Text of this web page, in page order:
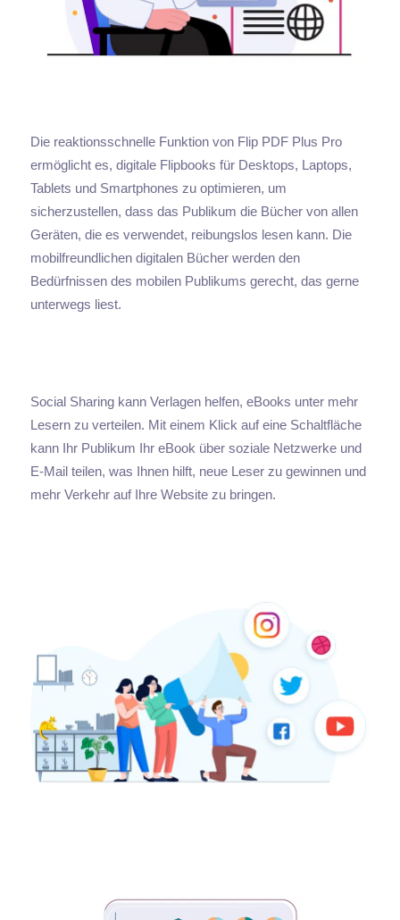
Die reaktionsschnelle Funktion von Flip PDF Plus Pro
ermöglicht es, digitale Flipbooks für Desktops, Laptops,
Tablets und Smartphones zu optimieren, um
sicherzustellen, dass das Publikum die Bücher von allen
Geräten, die es verwendet, reibungslos lesen kann. Die
mobilfreundlichen digitalen Bücher werden den
Bedürfnissen des mobilen Publikums gerecht, das gerne
unterwegs liest.
Social Sharing kann Verlagen helfen, eBooks unter mehr
Lesern zu verteilen. Mit einem Klick auf eine Schaltfläche
kann Ihr Publikum Ihr eBook über soziale Netzwerke und
E-Mail teilen, was Ihnen hilft, neue Leser zu gewinnen und
mehr Verkehr auf Ihre Website zu bringen.